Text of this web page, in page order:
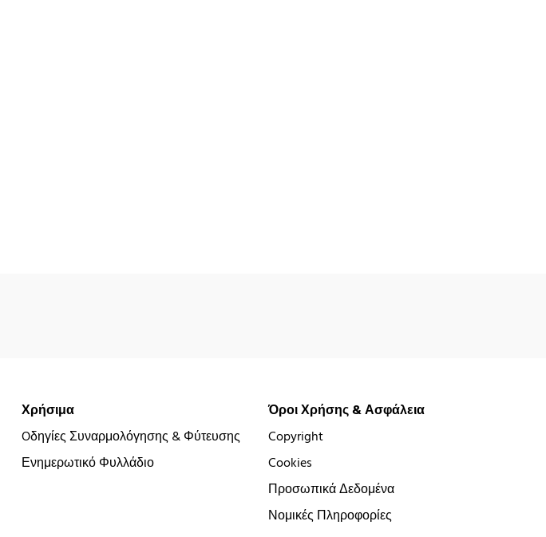
Χρήσιμα
Oδηγίες Συναρμολόγησης & Φύτευσης
Ενημερωτικό Φυλλάδιο
Όροι Χρήσης & Ασφάλεια
Copyright
Cookies
Προσωπικά Δεδομένα
Νομικές Πληροφορίες